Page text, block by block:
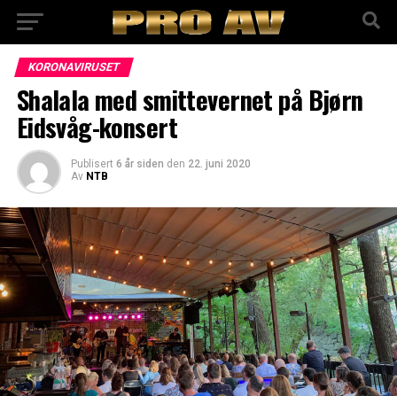
KORONAVIRUSET
Shalala med smittevernet på Bjørn
Eidsvåg-konsert
Publisert 6 år siden den 22. juni 2020
Av NTB